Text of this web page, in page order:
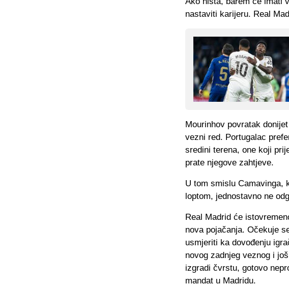
nastaviti karijeru. Real
Mourinhov povratak
vezni red. Portugalac
sredini terena, one koji
prate njegove zahtjeve.
U tom smislu Camavinga,
loptom, jednostavno ne
Real Madrid će
nova pojačanja. Očekuje
usmjeriti ka dovođenju
novog zadnjeg veznog i
izgradi čvrstu, gotovo
mandat u Madridu.